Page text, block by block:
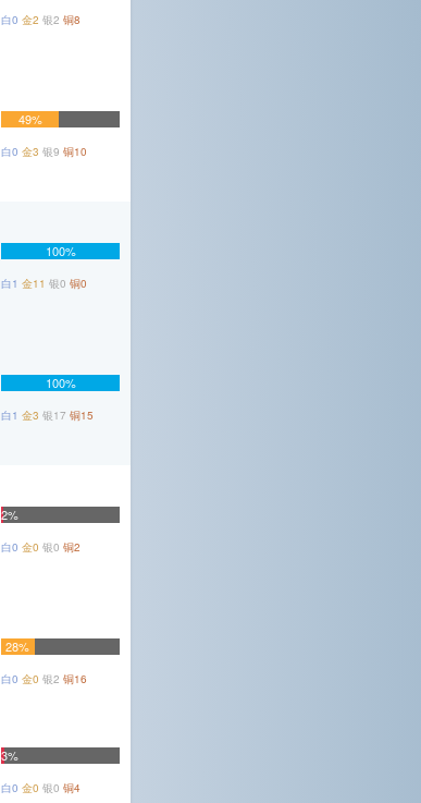
白0 金2 银2 铜8
49%
白0 金3 银9 铜10
100%
白1 金11 银0 铜0
100%
白1 金3 银17 铜15
2%
白0 金0 银0 铜2
28%
白0 金0 银2 铜16
3%
白0 金0 银0 铜4